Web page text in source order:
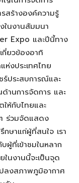
สร้างองค์ความรู้
ในงานสัมมนา
Expo และปีนี้ทาง
ยวข้องอาทิ
งประเทศไทย
ร์ประสบการณ์และ
านการจัดการ และ
ห้กับไทยและ
ร่วมจัดแสดง
กษาแก่ผู้ที่สนใจ เรา
บผู้ที่เข้าชมในหลาก
นงานนี้จะเป็นจุด
ลงสภาพภูมิอากาศ